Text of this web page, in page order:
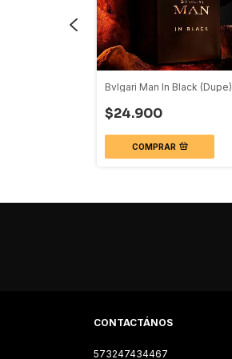
Bvlgari Man In Black (Dupe)
$24.900
COMPRAR
CONTACTÁNOS
573247434467